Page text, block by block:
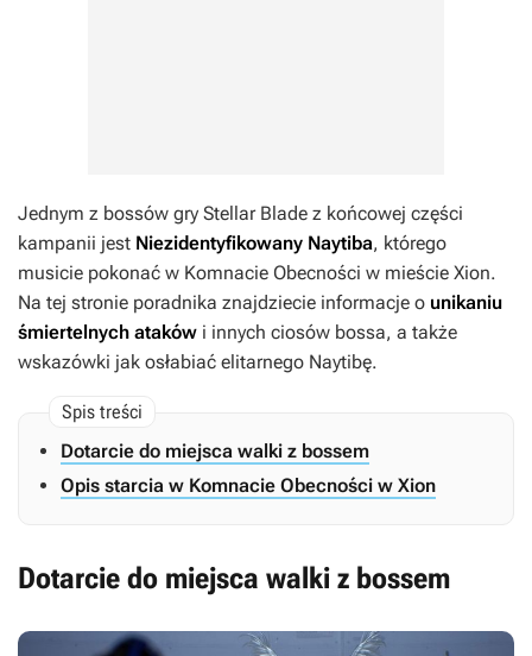
Jednym z bossów gry Stellar Blade z końcowej części
kampanii jest Niezidentyfikowany Naytiba, którego
musicie pokonać w Komnacie Obecności w mieście Xion.
Na tej stronie poradnika znajdziecie informacje o unikaniu
śmiertelnych ataków i innych ciosów bossa, a także
wskazówki jak osłabiać elitarnego Naytibę.
Dotarcie do miejsca walki z bossem
Opis starcia w Komnacie Obecności w Xion
Dotarcie do miejsca walki z bossem